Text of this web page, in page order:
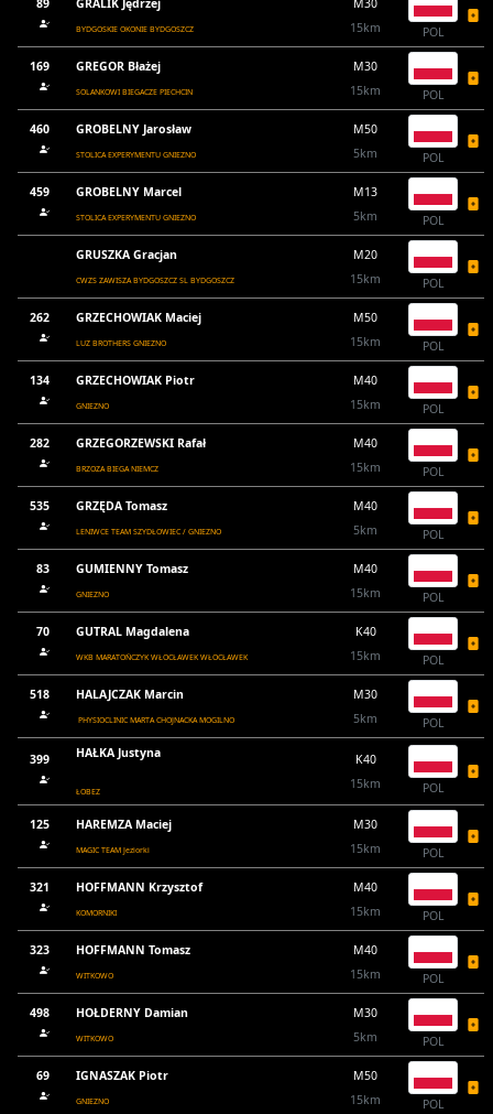
89 GRALIK Jędrzej
BYDGOSKIE OKONIE BYDGOSZCZ
M30
15km
POL
169 GREGOR Błażej
SOLANKOWI BIEGACZE PIECHCIN
M30
15km
POL
460 GROBELNY Jarosław
STOLICA EXPERYMENTU GNIEZNO
M50
5km
POL
459 GROBELNY Marcel
STOLICA EXPERYMENTU GNIEZNO
M13
5km
POL
GRUSZKA Gracjan
CWZS ZAWISZA BYDGOSZCZ SL BYDGOSZCZ
M20
15km
POL
262 GRZECHOWIAK Maciej
LUZ BROTHERS GNIEZNO
M50
15km
POL
134 GRZECHOWIAK Piotr
GNIEZNO
M40
15km
POL
282 GRZEGORZEWSKI Rafał
BRZOZA BIEGA NIEMCZ
M40
15km
POL
535 GRZĘDA Tomasz
LENIWCE TEAM SZYDŁOWIEC / GNIEZNO
M40
5km
POL
83 GUMIENNY Tomasz
GNIEZNO
M40
15km
POL
70 GUTRAL Magdalena
WKB MARATOŃCZYK WŁOCŁAWEK WŁOCŁAWEK
K40
15km
POL
518 HALAJCZAK Marcin
PHYSIOCLINIC MARTA CHOJNACKA MOGILNO
M30
5km
POL
399 HAŁKA Justyna
ŁOBEZ
K40
15km
POL
125 HAREMZA Maciej
MAGIC TEAM Jeziorki
M30
15km
POL
321 HOFFMANN Krzysztof
KOMORNIKI
M40
15km
POL
323 HOFFMANN Tomasz
WITKOWO
M40
15km
POL
498 HOŁDERNY Damian
WITKOWO
M30
5km
POL
69 IGNASZAK Piotr
GNIEZNO
M50
15km
POL